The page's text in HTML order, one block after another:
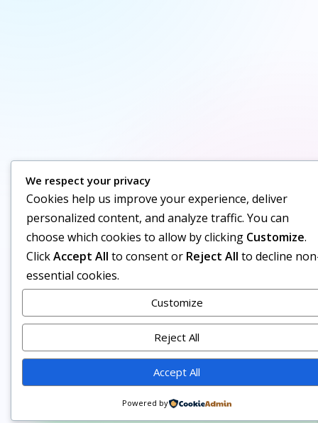
Siga nosso canal no WhatsApp
We respect your privacy
Cookies help us improve your experience, deliver
personalized content, and analyze traffic. You can
choose which cookies to allow by clicking Customize.
ClickAccept All to consent or Reject All to decline
essential cookies.
Customize
Reject All
Accept All
Powered by